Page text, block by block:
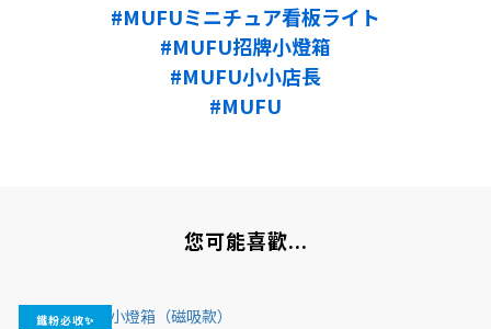
#MUFUミニチュア看板ライト
#MUFU招牌小燈箱
#MUFU小小店長
#MUFU
您可能喜歡...
鐵粉必收✨